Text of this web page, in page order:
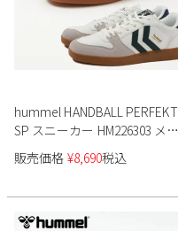
hummel HANDBALL PERFEKT
SP スニーカー HM226303 メン
ズ レディース ユニセックス
販売価格 ¥8,690税込